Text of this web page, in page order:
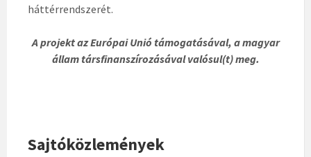
háttérrendszerét.
A projekt az Európai Unió támogatásával, a magyar
állam társfinanszírozásával valósul(t) meg.
Sajtóközlemények